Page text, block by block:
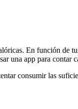
En función de
una app para contar
consumir las